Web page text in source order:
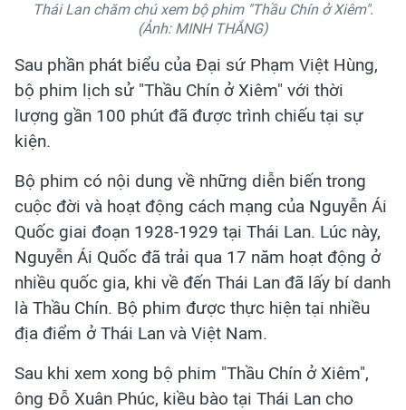
Thái Lan chăm chú xem bộ phim "Thầu Chín ở Xiêm".
(Ảnh: MINH THẮNG)
Sau phần phát biểu của Đại sứ Phạm Việt Hùng,
bộ phim lịch sử "Thầu Chín ở Xiêm" với thời
lượng gần 100 phút đã được trình chiếu tại sự
kiện.
Bộ phim có nội dung về những diễn biến trong
cuộc đời và hoạt động cách mạng của Nguyễn Ái
Quốc giai đoạn 1928-1929 tại Thái Lan. Lúc này,
Nguyễn Ái Quốc đã trải qua 17 năm hoạt động ở
nhiều quốc gia, khi về đến Thái Lan đã lấy bí danh
là Thầu Chín. Bộ phim được thực hiện tại nhiều
địa điểm ở Thái Lan và Việt Nam.
Sau khi xem xong bộ phim "Thầu Chín ở Xiêm",
ông Đỗ Xuân Phúc, kiều bào tại Thái Lan cho